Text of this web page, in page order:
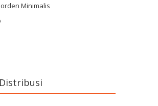
Minimalis